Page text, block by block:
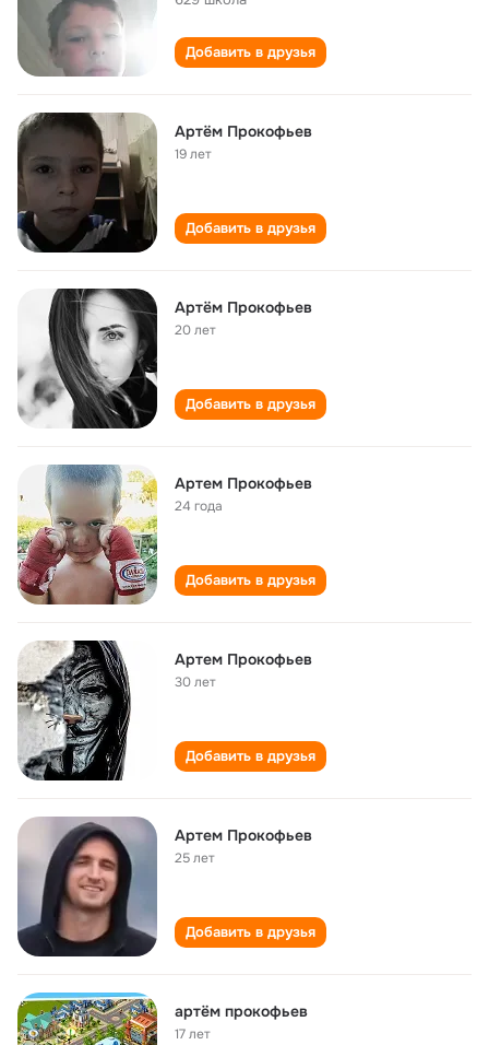
Добавить в друзья
Артём Прокофьев
19 лет
Добавить в друзья
Артём Прокофьев
20 лет
Добавить в друзья
Артем Прокофьев
24 года
Добавить в друзья
Артем Прокофьев
30 лет
Добавить в друзья
Артем Прокофьев
25 лет
Добавить в друзья
артём прокофьев
17 лет